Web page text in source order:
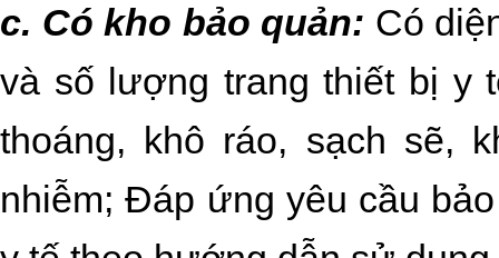
c. Có kho bảo quản: Có
và số lượng trang thiết bị y
thoáng, khô ráo, sạch sẽ,
nhiễm; Đáp ứng yêu cầu